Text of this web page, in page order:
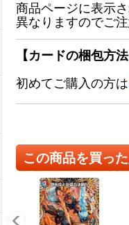
商品ページに表示
異なりますのでご注
【カードの梱包方
初めてご購入の方は
この商品を買っ